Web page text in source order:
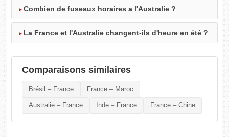
Combien de fuseaux horaires a l'Australie ?
La France et l'Australie changent-ils d'heure en été ?
Comparaisons similaires
Brésil – France France – Maroc
Australie – France Inde – France France – Chine